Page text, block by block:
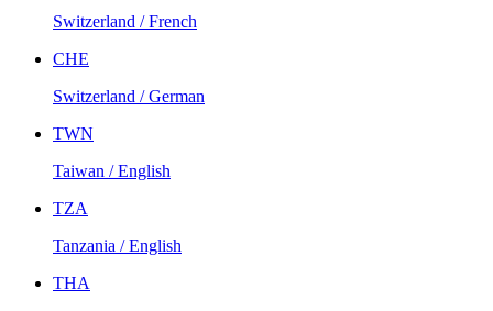
Switzerland / French
CHE
Switzerland / German
TWN
Taiwan / English
TZA
Tanzania / English
THA